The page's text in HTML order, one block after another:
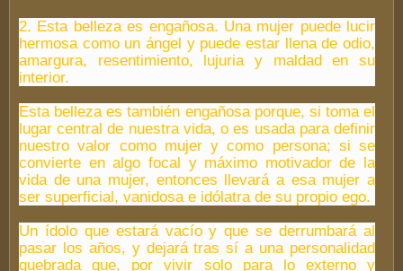
2. Esta belleza es engañosa. Una mujer puede lucir
hermosa como un ángel y puede estar llena de odio,
amargura, resentimiento, lujuria y maldad en su
interior.
Esta belleza es también engañosa porque, si toma el
lugar central de nuestra vida, o es usada para definir
nuestro valor como mujer y como persona; si se
convierte en algo focal y máximo motivador de la
vida de una mujer, entonces llevará a esa mujer a
ser superficial, vanidosa e idólatra de su propio ego.
Un ídolo que estará vacío y que se derrumbará al
pasar los años, y dejará tras sí a una personalidad
quebrada que, por vivir solo para lo externo y